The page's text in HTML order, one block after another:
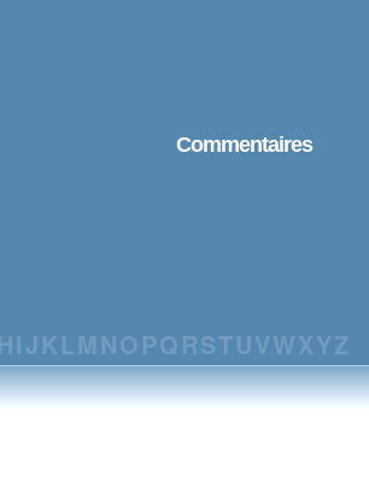
Commentaires
HIJ KLM NO PQRSTUVWXYZ